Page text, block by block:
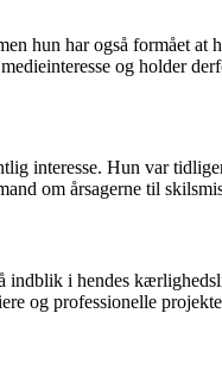
hun har også
og holder
interesse. Hun var
om årsagerne til
i hendes
og professionelle